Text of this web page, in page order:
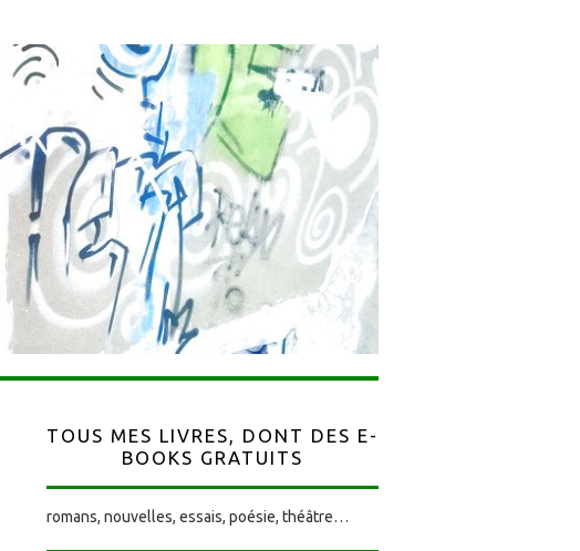
TOUS MES LIVRES, DONT DES E-
BOOKS GRATUITS
romans, nouvelles, essais, poésie, théâtre…